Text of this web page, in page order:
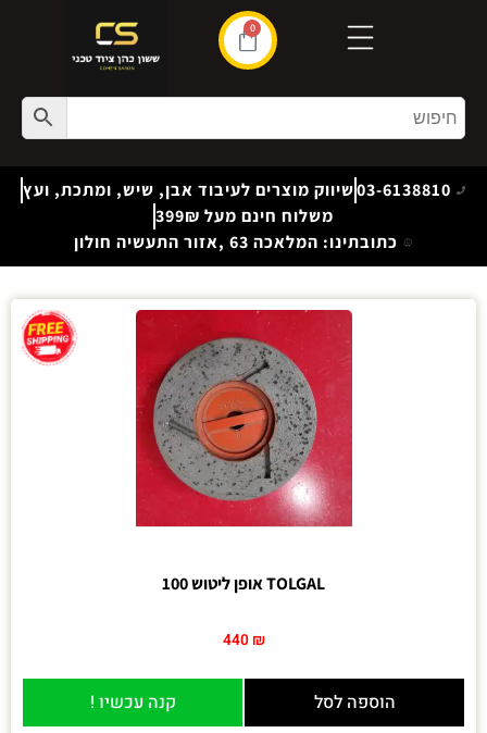
0
03-6138810שיווק מוצרים לעיבוד אבן, שיש, ומתכת, ועץ
משלוח חינם מעל 399₪
כתובתינו: המלאכה 63 ,אזור התעשיה חולון
TOLGAL אופן ליטוש 100
440 ₪
הוספה לסל קנה עכשיו !